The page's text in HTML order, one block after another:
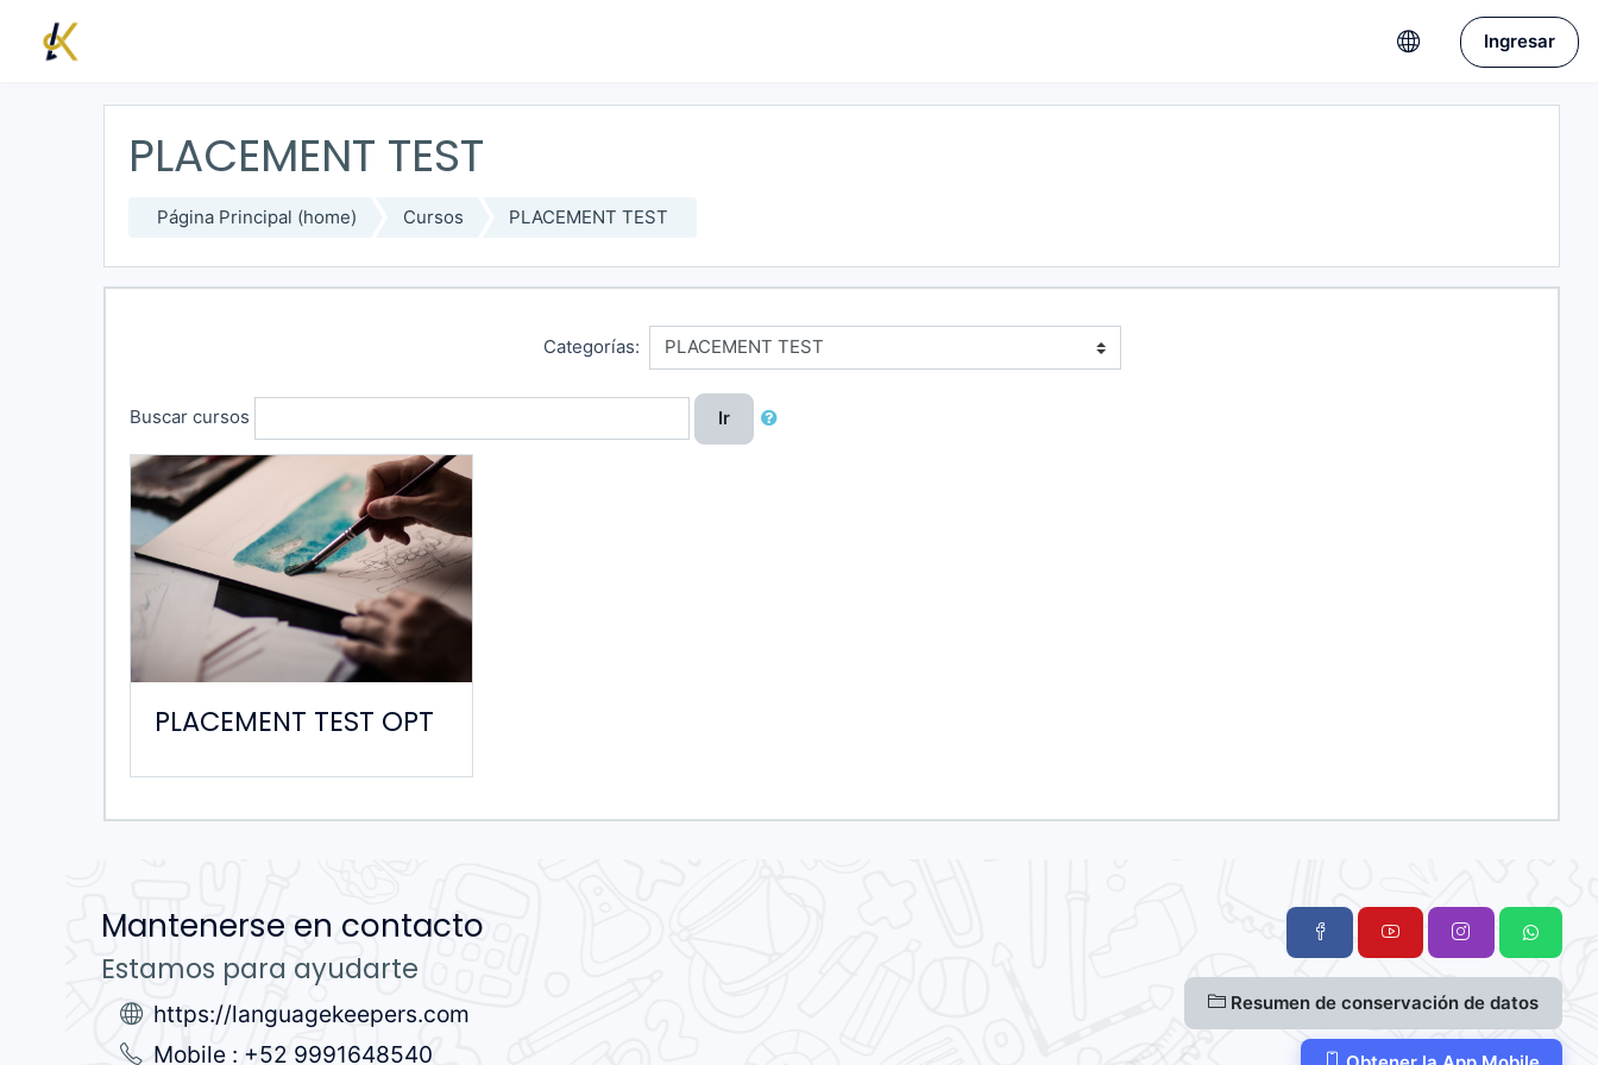
Ingresar
PLACEMENT TEST
Página Principal (home) Cursos PLACEMENT TEST
Categorías:
Buscar cursos Ir
PLACEMENT TEST OPT
Mantenerse en contacto
Estamos para ayudarte
https://languagekeepers.com
Mobile : +52 9991648540
Resumen de conservación de datos